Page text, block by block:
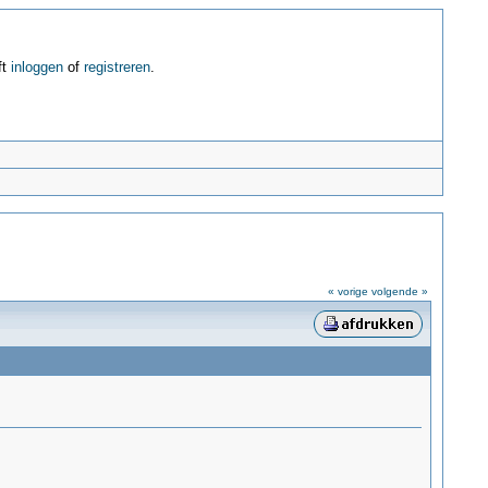
inloggenof registreren.
« vorige volgende »